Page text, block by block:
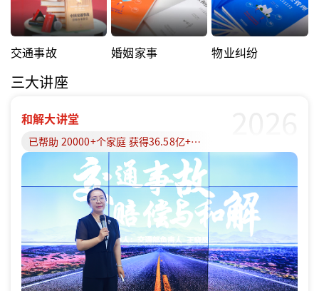
交通事故 婚姻家事 物业纠纷
三大讲座
和解大讲堂
已帮助 20000+个家庭 获得36.58亿+赔偿款